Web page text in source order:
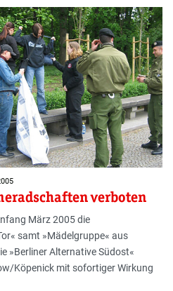
verboten
März 2005 die
samt »Mädelgruppe« aus
»Berliner Alternative Südost«
Köpenick mit sofortiger Wirkung